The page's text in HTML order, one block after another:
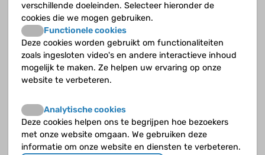
Kun je ook diabetes krijgen als je niet snoept?
Mag je alcohol drinken met diabetes?
Mag je met sporten als je diabetes hebt?
Mag je zwanger worden als je diabetes hebt?
Neemt diabetes onder kinderen toe?
verschillende doeleinden. Selecteer hieronder de
cookies die we mogen gebruiken.
Functionele cookies
Deze cookies worden gebruikt om functionaliteiten
zoals ingesloten video's en andere interactieve inhoud
mogelijk te maken. Ze helpen uw ervaring op onze
website te verbeteren.
Analytische cookies
Deze cookies helpen ons te begrijpen hoe bezoekers
met onze website omgaan. We gebruiken deze
informatie om onze website en diensten te verbeteren.